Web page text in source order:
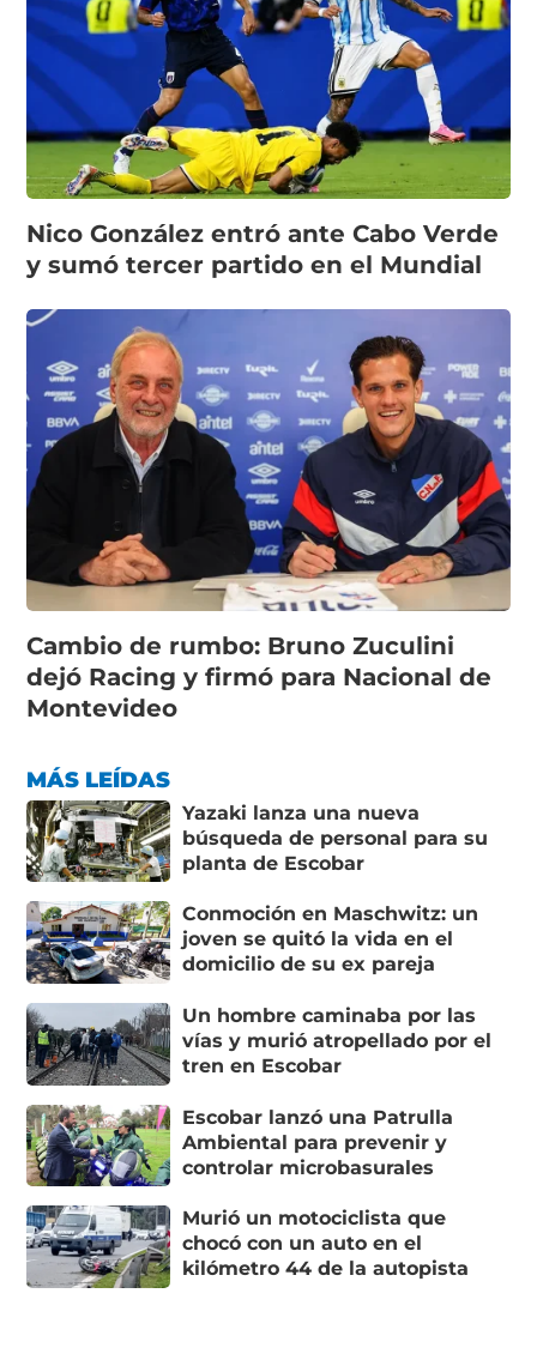
Nico González entró ante Cabo Verde
y sumó tercer partido en el Mundial
Cambio de rumbo: Bruno Zuculini
dejó Racing y firmó para Nacional de
Montevideo
MÁS LEÍDAS
Yazaki lanza una nueva
búsqueda de personal para su
planta de Escobar
Conmoción en Maschwitz: un
joven se quitó la vida en el
domicilio de su ex pareja
Un hombre caminaba por las
vías y murió atropellado por el
tren en Escobar
Escobar lanzó una Patrulla
Ambiental para prevenir y
controlar microbasurales
Murió un motociclista que
chocó con un auto en el
kilómetro 44 de la autopista